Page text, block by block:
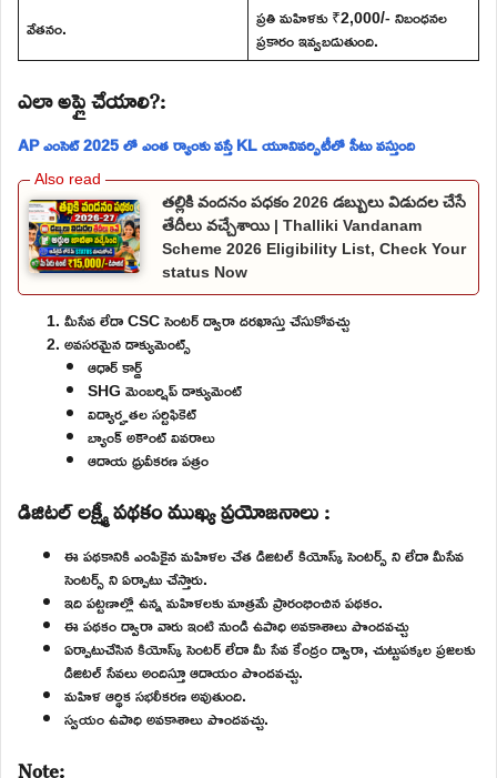
వేతనం.
ప్రతి మహిళకు ₹2,000/- నిబంధనల
ప్రకారం ఇవ్వబడుతుంది.
ఎలా అప్లై చేయాలి?:
AP ఎంసెట్ 2025 లో ఎంత ర్యాంకు వస్తే KL యూనివర్సిటీలో సీటు వస్తుంది
తల్లికి వందనం పధకం 2026 డబ్బులు విడుదల చేసే
తేదీలు వచ్చేశాయి | Thalliki Vandanam
Scheme 2026 Eligibility List, Check Your
status Now
మీసేవ లేదా CSC సెంటర్ ద్వారా దరఖాస్తు చేసుకోవచ్చు
అవసరమైన డాక్యుమెంట్స్
ఆధార్ కార్డ్
SHG మెంబర్షిప్ డాక్యుమెంట్
విద్యార్హతల సర్టిఫికెట్
బ్యాంక్ అకౌంట్ వివరాలు
ఆదాయ ధ్రువీకరణ పత్రం
డిజిటల్ లక్ష్మీ పథకం ముఖ్య ప్రయోజనాలు :
ఈ పథకానికి ఎంపికైన మహిళల చేత డిజిటల్ కియోస్క్ సెంటర్స్ ని లేదా మీసేవ
సెంటర్స్ ని ఏర్పాటు చేస్తారు.
ఇది పట్టణాల్లో ఉన్న మహిళలకు మాత్రమే ప్రారంభించిన పథకం.
ఈ పథకం ద్వారా వారు ఇంటి నుండి ఉపాధి అవకాశాలు పొందవచ్చు
ఏర్పాటుచేసిన కియోస్క్ సెంటర్ లేదా మీ సేవ కేంద్రం ద్వారా, చుట్టుపక్కల ప్రజలకు
డిజిటల్ సేవలు అందిస్తూ ఆదాయం పొందవచ్చు.
మహిళ ఆర్థిక సభలీకరణ అవుతుంది.
స్వయం ఉపాధి అవకాశాలు పొందవచ్చు.
Note: